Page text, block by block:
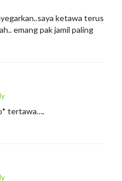
ketawa terus
emang pak jamil paling
tertawa….